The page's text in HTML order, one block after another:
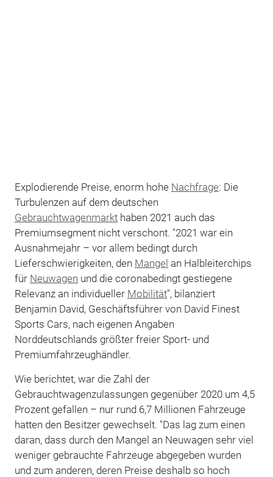
Explodierende Preise, enorm hohe Nachfrage: Die
Turbulenzen auf dem deutschen
Gebrauchtwagenmarkthaben 2021 auch das
Premiumsegment nicht verschont. "2021 war ein
Ausnahmejahr – vor allem bedingt durch
Lieferschwierigkeiten, den Mangel an Halbleiterchips
für Neuwagen und die coronabedingt gestiegene
Relevanz an individueller Mobilität", bilanziert
Benjamin David, Geschäftsführer von David Finest
Sports Cars, nach eigenen Angaben
Norddeutschlands größter freier Sport- und
Premiumfahrzeughändler.
Wie berichtet, war die Zahl der
Gebrauchtwagenzulassungen gegenüber 2020 um 4,5
Prozent gefallen – nur rund 6,7 Millionen Fahrzeuge
hatten den Besitzer gewechselt. "Das lag zum einen
daran, dass durch den Mangel an Neuwagen sehr viel
weniger gebrauchte Fahrzeuge abgegeben wurden
und zum anderen, deren Preise deshalb so hoch